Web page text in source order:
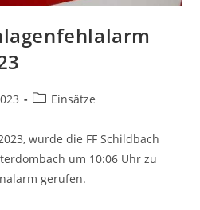
Einsätze
wurde die FF Schildbach
um 10:06 Uhr zu
gerufen.